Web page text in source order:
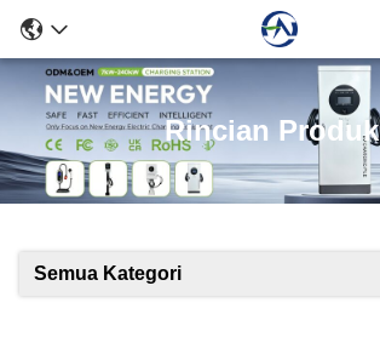
Rincian Produk
Semua Kategori